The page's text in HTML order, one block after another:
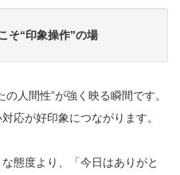
そ“印象操作”の場
人間性”が強く映る瞬間です。
応が好印象につながります。
態度より、「今日はありがと